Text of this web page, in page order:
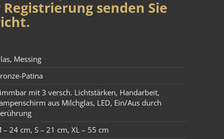
senden Sie
, Messing
Patina
mit 3 versch. Lichtstärken, Handarbeit,
aus Milchglas, LED, Ein/Aus durch
– 24 cm, S – 21 cm, XL – 55 cm